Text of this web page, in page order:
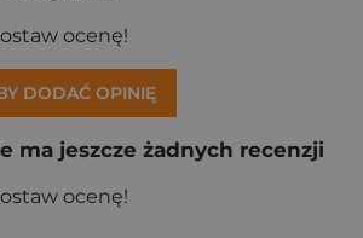
ocenę!
DODAĆ OPINIĘ
ma jeszcze żadnych recenzji
ocenę!